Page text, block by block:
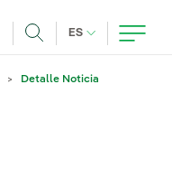
ES IDIOMA
Detalle Noticia